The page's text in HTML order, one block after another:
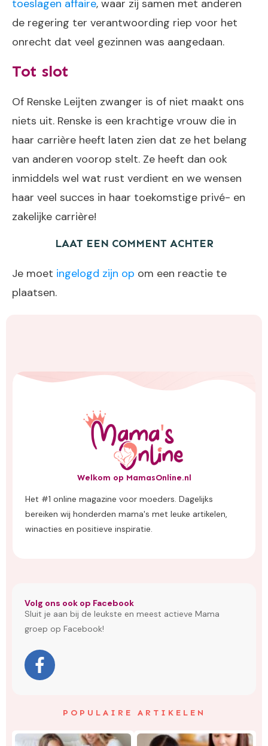
toeslagen affaire, waar zij samen met anderen
de regering ter verantwoording riep voor het
onrecht dat veel gezinnen was aangedaan.
Tot slot
Of Renske Leijten zwanger is of niet maakt ons
niets uit. Renske is een krachtige vrouw die in
haar carrière heeft laten zien dat ze het belang
van anderen voorop stelt. Ze heeft dan ook
inmiddels wel wat rust verdient en we wensen
haar veel succes in haar toekomstige privé- en
zakelijke carrière!
LAAT EEN COMMENT ACHTER
Je moet ingelogd zijn op om een reactie te
plaatsen.
Welkom op MamasOnline.nl
Het #1 online magazine voor moeders. Dagelijks
bereiken wij honderden mama's met leuke artikelen,
winacties en positieve inspiratie.
Volg ons ook op Facebook
Sluit je aan bij de leukste en meest actieve Mama
groep op Facebook!
POPULAIRE ARTIKELEN